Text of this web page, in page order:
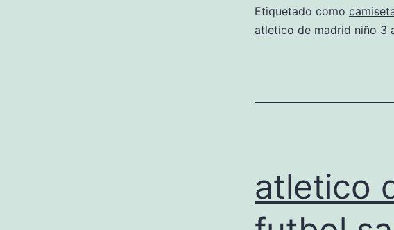
Etiquetado como
atletico de madrid niño 3
atletico